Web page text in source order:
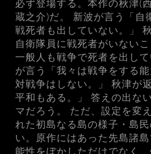
必ず登場する。本作の秋津(
蔵之介)だ。 新波が言う「自
戦死者も出していない。」
自衛隊員に戦死者がいない
一般人も戦争で死者を出し
が言う「我々は戦争をする
対戦争はしない。」 秋津が
平和もある。」 答えの出な
マだろう。 ただ、設定を変
れた初島なる島の様子・島
い。原作にはあった先島諸
能性をぼかしただけでなく